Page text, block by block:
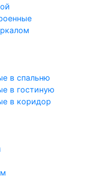
в спальню
в гостиную
в коридор